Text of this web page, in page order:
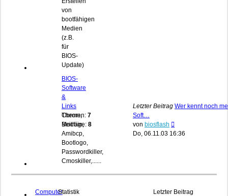
von
bootfähigen
Medien
(z.B.
für
BIOS-
Update)
BIOS-
Software
&
Links
Cbrom,
Modbin,
Amibcp,
Bootlogo,
Passwordkiller,
Cmoskiller,......
Themen: 7
Beiträge: 8
Letzter Beitrag Wer kennt noch
Soft…
von biosflash
Beitrag
Do, 06.11.03 16:36
ComputerStatistik Letzter Beitrag